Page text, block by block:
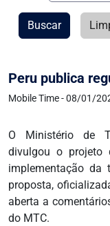
Peru publica
Mobile Time - 08/01/
O Ministério de
divulgou o projeto
implementação da
proposta,
aberta a
do MTC.
Buscar